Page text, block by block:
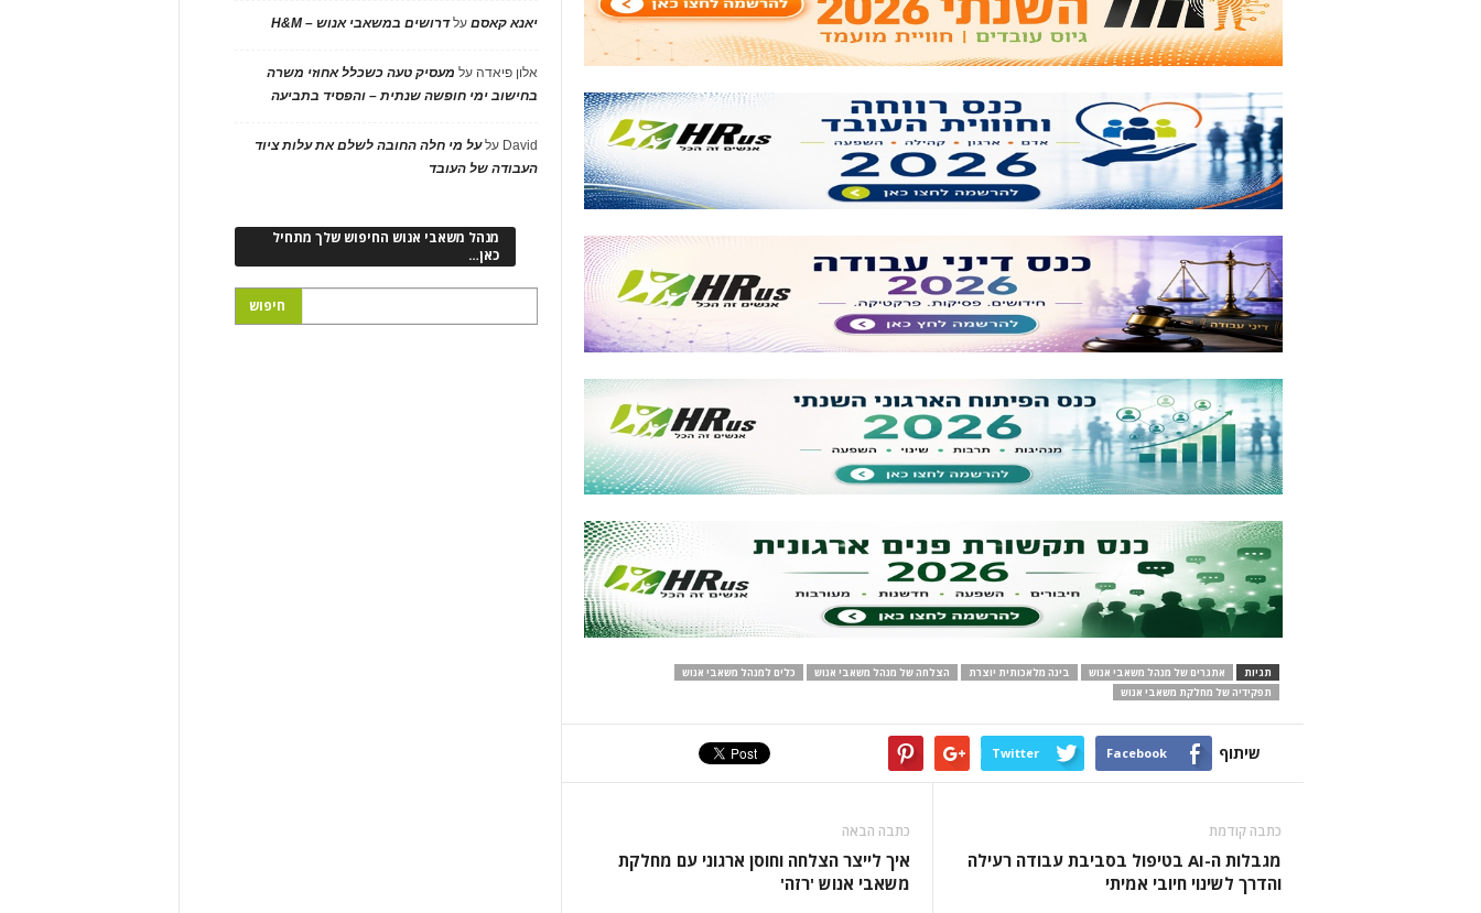
תגיות אתגרים של מנהל משאבי אנוש בינה מלאכותית יוצרת הצלחה של מנהל משאבי אנוש
כלים למנהל משאבי אנוש
תפקידיה של מחלקת משאבי אנוש
שיתוף Facebook
Twitter
כתבה קודמת
מגבלות ה-AI בטיפול בסביבת עבודה רעילה
והדרך לשינוי חיובי אמיתי
כתבה הבאה
איך לייצר הצלחה וחוסן ארגוני עם מחלקת
משאבי אנוש 'רזה'
יאנא קאסםעלדרושים במשאבי אנוש – H&M
אלון פיאדה על מעסיק טעה כשכלל אחוזי משרה
בחישוב ימי חופשה שנתית – והפסיד בתביעה
David עלעל מי חלה החובה לשלם את עלות ציוד
העבודה של העובד
מנהל משאבי אנוש החיפוש שלך מתחיל
כאן…